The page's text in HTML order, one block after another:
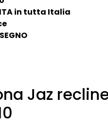
in tutta Italia
Jaz